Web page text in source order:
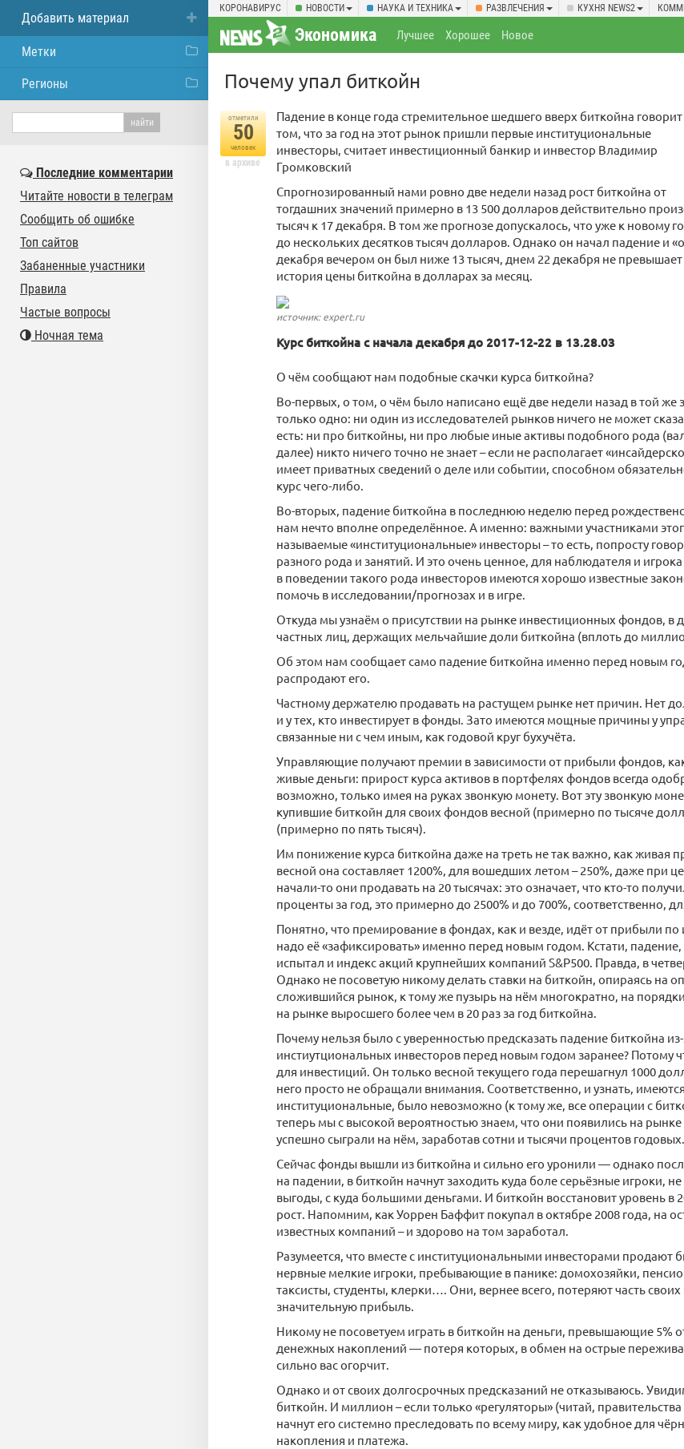
КОРОНАВИРУС НОВОСТИ НАУКА И ТЕХНИКА РАЗВЛЕЧЕНИЯ КУХНЯ NEWS2
Экономика Лучшее Хорошее Новое
Почему упал биткойн
отметили
50
человек
в архиве
Падение в конце года стремительное шедшего вверх биткойна говорит
том, что за год на этот рынок пришли первые институциональные
инвесторы, считает инвестиционный банкир и инвестор Владимир
Громковский
Спрогнозированный нами ровно две недели назад рост биткойна от
тогдашних значений примерно в 13 500 долларов действительно
тысяч к 17 декабря. В том же прогнозе допускалось, что уже к новому
до нескольких десятков тысяч долларов. Однако он начал падение и
декабря вечером он был ниже 13 тысяч, днем 22 декабря не превышает
история цены биткойна в долларах за месяц.
источник: expert.ru
Курс биткойна с начала декабря до 2017-12-22 в 13.28.03
О чём сообщают нам подобные скачки курса биткойна?
Во-первых, о том, о чём было написано ещё две недели назад в той же
только одно: ни один из исследователей рынков ничего не может
есть: ни про биткойны, ни про любые иные активы подобного рода
далее) никто ничего точно не знает – если не располагает
имеет приватных сведений о деле или событии, способном
курс чего-либо.
Во-вторых, падение биткойна в последнюю неделю перед
нам нечто вполне определённое. А именно: важными участниками
называемые «институциональные» инвесторы – то есть, попросту
разного рода и занятий. И это очень ценное, для наблюдателя и
в поведении такого рода инвесторов имеются хорошо известные
помочь в исследовании/прогнозах и в игре.
Откуда мы узнаём о присутствии на рынке инвестиционных фондов, в
частных лиц, держащих мельчайшие доли биткойна (вплоть до
Об этом нам сообщает само падение биткойна именно перед новым
распродают его.
Частному держателю продавать на растущем рынке нет причин. Нет
и у тех, кто инвестирует в фонды. Зато имеются мощные причины у
связанные ни с чем иным, как годовой круг бухучёта.
Управляющие получают премии в зависимости от прибыли фондов,
живые деньги: прирост курса активов в портфелях фондов всегда
возможно, только имея на руках звонкую монету. Вот эту звонкую
купившие биткойн для своих фондов весной (примерно по тысяче
(примерно по пять тысяч).
Им понижение курса биткойна даже на треть не так важно, как живая
весной она составляет 1200%, для вошедших летом – 250%, даже при
начали-то они продавать на 20 тысячах: это означает, что кто-то
проценты за год, это примерно до 2500% и до 700%, соответственно,
Понятно, что премирование в фондах, как и везде, идёт от прибыли по
надо её «зафиксировать» именно перед новым годом. Кстати,
испытал и индекс акций крупнейших компаний S&P500. Правда, в
Однако не посоветую никому делать ставки на биткойн, опираясь на
сложившийся рынок, к тому же пузырь на нём многократно, на
на рынке выросшего более чем в 20 раз за год биткойна.
Почему нельзя было с уверенностью предсказать падение биткойна
инстиутциональных инвесторов перед новым годом заранее? Потому
для инвестиций. Он только весной текущего года перешагнул 1000
него просто не обращали внимания. Соответственно, и узнать,
институциональные, было невозможно (к тому же, все операции с
теперь мы с высокой вероятностью знаем, что они появились на рынке
успешно сыграли на нём, заработав сотни и тысячи процентов годовых.
Сейчас фонды вышли из биткойна и сильно его уронили — однако
на падении, в биткойн начнут заходить куда боле серьёзные игроки,
выгоды, с куда большими деньгами. И биткойн восстановит уровень в
рост. Напомним, как Уоррен Баффит покупал в октябре 2008 года, на
известных компаний – и здорово на том заработал.
Разумеется, что вместе с институциональными инвесторами продают
нервные мелкие игроки, пребывающие в панике: домохозяйки,
таксисты, студенты, клерки…. Они, вернее всего, потеряют часть
значительную прибыль.
Никому не посоветуем играть в биткойн на деньги, превышающие 5%
денежных накоплений — потеря которых, в обмен на острые
сильно вас огорчит.
Однако и от своих долгосрочных предсказаний не отказываюсь.
биткойн. И миллион – если только «регуляторы» (читай,
начнут его системно преследовать по всему миру, как удобное для
накопления и платежа.
Добавить материал
Метки
Регионы
Последние комментарии
Читайте новости в телеграм
Сообщить об ошибке
Топ сайтов
Забаненные участники
Правила
Частые вопросы
Ночная тема